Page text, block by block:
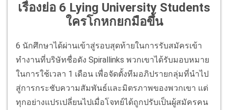
เรื่องย่อ 6 Lying University Students
ใครโกหกยกมือขึ้น
6 นักศึกษาได้ผ่านเข้าสู่รอบสุดท้ายในการรับสมัครเข้า
ทำงานที่บริษัทชื่อดัง Spirallinks พวกเขาได้รับมอบหมาย
ในการใช้เวลา 1 เดือน เพื่อจัดตั้งทีมอภิปรายกลุ่มที่นำไป
สู่การกระชับความสัมพันธ์และมิตรภาพของพวกเขา แต่
ทุกอย่างแปรเปลี่ยนไปเมื่อโจทย์ได้ถูกปรับเป็นผู้สมัครคน